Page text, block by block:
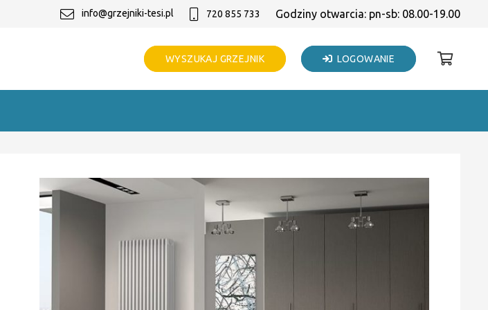
info@grzejniki-tesi.pl 720 855 733 Godziny otwarcia: pn-sb: 08.00-19.00
WYSZUKAJ GRZEJNIK LOGOWANIE